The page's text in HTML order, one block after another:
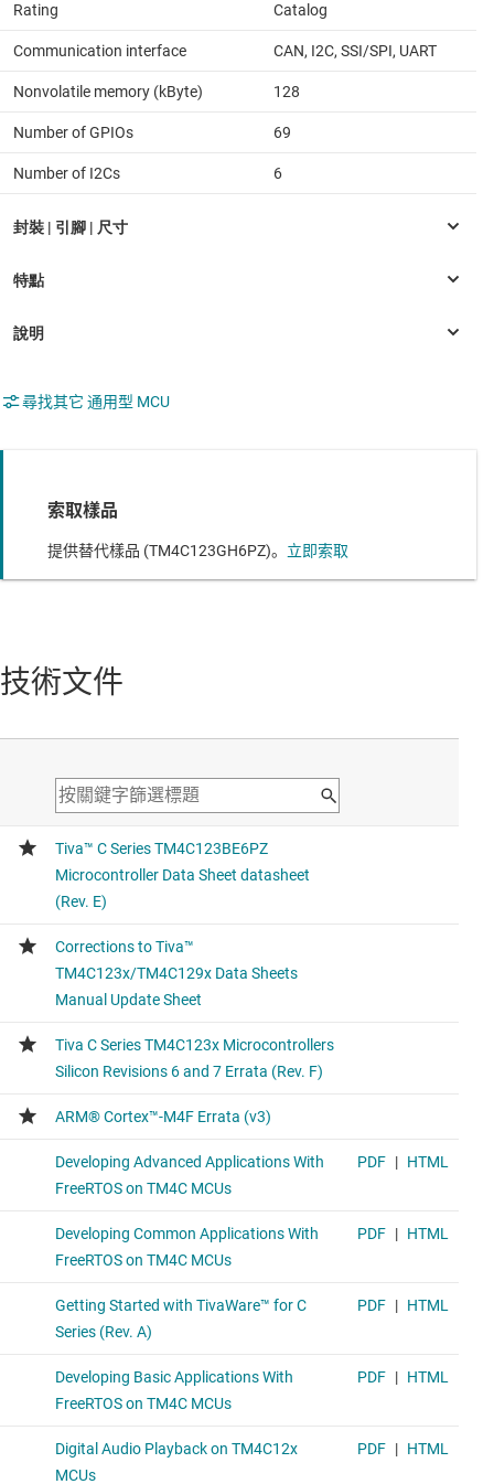
Rating Catalog
Communication interface CAN, I2C, SSI/SPI, UART
Nonvolatile memory (kByte) 128
Number of GPIOs 69
Number of I2Cs 6
尋找其它 通用型 MCU
索取樣品
提供替代樣品 (TM4C123GH6PZ)。 立即索取
技術文件